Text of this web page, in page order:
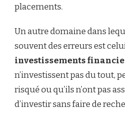
placements.
Un autre domaine dans
souvent des erreurs est
investissements
n’investissent pas du tout,
risqué ou qu’ils n’ont pas
d’investir sans faire de